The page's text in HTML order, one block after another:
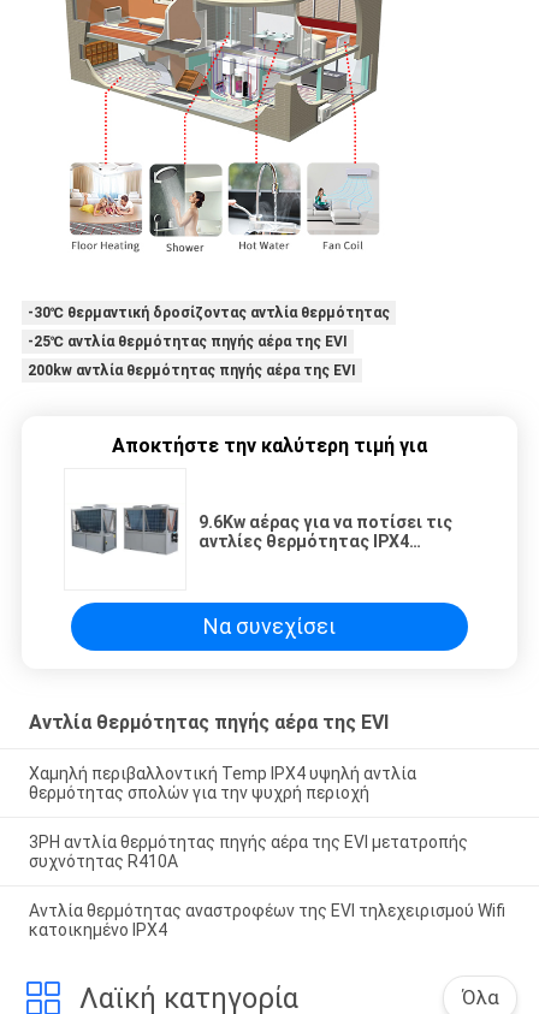
-30℃ θερμαντική δροσίζοντας αντλία θερμότητας
-25℃ αντλία θερμότητας πηγής αέρα της EVI
200kw αντλία θερμότητας πηγής αέρα της EVI
Αποκτήστε την καλύτερη τιμή για
9.6Kw αέρας για να ποτίσει τις
αντλίες θερμότητας IPX4
Να συνεχίσει
Αντλία θερμότητας πηγής αέρα της EVI
Χαμηλή περιβαλλοντική Temp IPX4 υψηλή αντλία
θερμότητας σπολών για την ψυχρή περιοχή
3PH αντλία θερμότητας πηγής αέρα της EVI μετατροπής
συχνότητας R410A
Αντλία θερμότητας αναστροφέων της EVI τηλεχειρισμού Wifi
κατοικημένο IPX4
Λαϊκή κατηγορία Όλα